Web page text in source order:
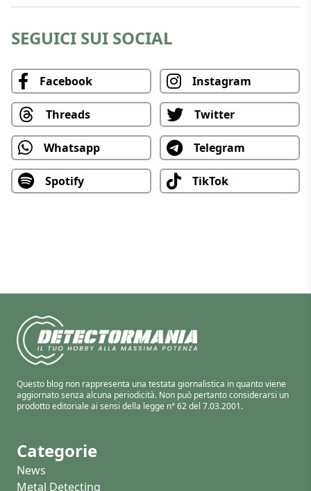
SEGUICI SUI SOCIAL
Facebook Instagram
Threads Twitter
Whatsapp Telegram
Spotify TikTok
Questo blog non rappresenta una testata giornalistica in quanto viene
aggiornato senza alcuna periodicità. Non può pertanto considerarsi un
prodotto editoriale ai sensi della legge n° 62 del 7.03.2001.
Categorie
News
Metal Detecting